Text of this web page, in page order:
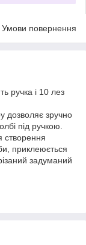
Умови повернення
ручка і 10 лез
дозволяє зручно
під ручкою.
створення
приклеюється
задуманий